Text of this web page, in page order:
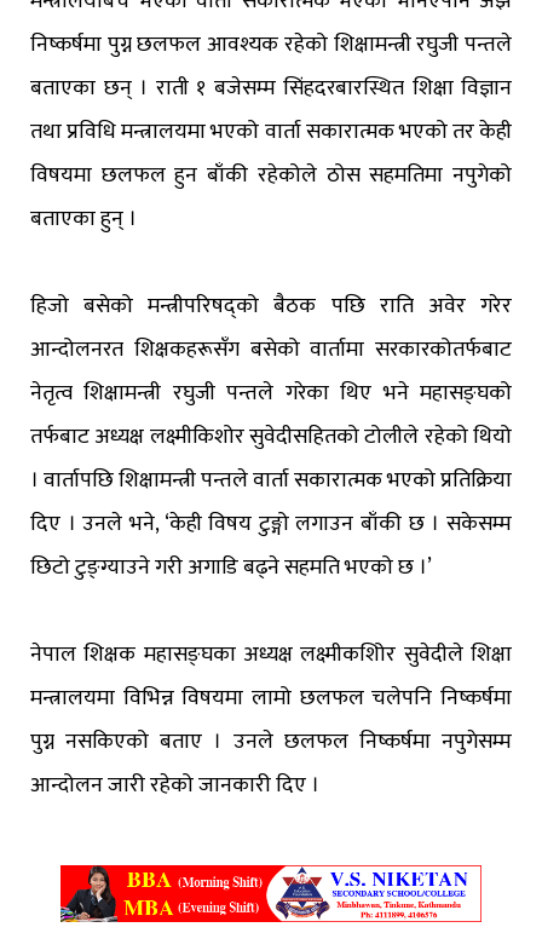
निष्कर्षमा पुग्न छलफल आवश्यक रहेको शिक्षामन्त्री रघुजी पन्तले
बताएका छन् । राती १ बजेसम्म सिंहदरबारस्थित शिक्षा विज्ञान
तथा प्रविधि मन्त्रालयमा भएको वार्ता सकारात्मक भएको तर केही
विषयमा छलफल हुन बाँकी रहेकोले ठोस सहमतिमा नपुगेको
बताएका हुन् ।
हिजो बसेको मन्त्रीपरिषद्को बैठक पछि राति अवेर गरेर
आन्दोलनरत शिक्षकहरूसँग बसेको वार्तामा सरकारकोतर्फबाट
नेतृत्व शिक्षामन्त्री रघुजी पन्तले गरेका थिए भने महासङ्घको
तर्फबाट अध्यक्ष लक्ष्मीकिशोर सुवेदीसहितको टोलीले रहेको थियो
। वार्तापछि शिक्षामन्त्री पन्तले वार्ता सकारात्मक भएको प्रतिक्रिया
दिए । उनले भने, ‘केही विषय टुङ्गो लगाउन बाँकी छ । सकेसम्म
छिटो टुङ्ग्याउने गरी अगाडि बढ्ने सहमति भएको छ ।’
नेपाल शिक्षक महासङ्घका अध्यक्ष लक्ष्मीकशिोर सुवेदीले शिक्षा
मन्त्रालयमा विभिन्न विषयमा लामो छलफल चलेपनि निष्कर्षमा
पुग्न नसकिएको बताए । उनले छलफल निष्कर्षमा नपुगेसम्म
आन्दोलन जारी रहेको जानकारी दिए ।